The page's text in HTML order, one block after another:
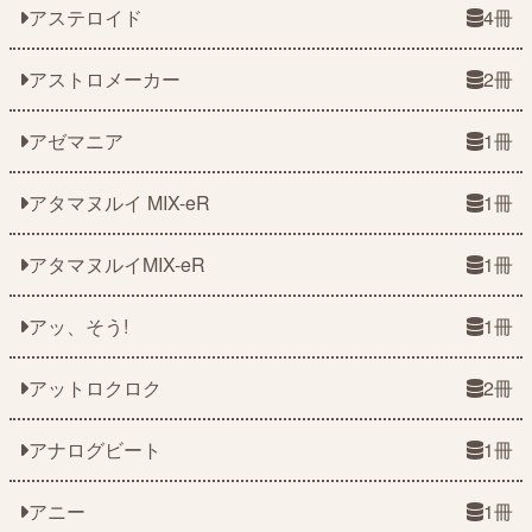
アステロイド 4冊
アストロメーカー 2冊
アゼマニア 1冊
アタマヌルイ MIX-eR 1冊
アタマヌルイMIX-eR 1冊
アッ、そう! 1冊
アットロクロク 2冊
アナログビート 1冊
アニー 1冊